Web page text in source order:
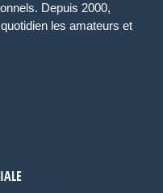
Depuis 2000,
les amateurs et